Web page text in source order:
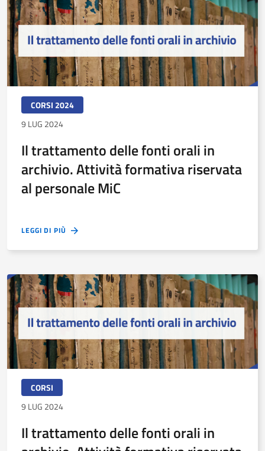
CORSI 2024
9 LUG 2024
Il trattamento delle fonti orali in
archivio. Attività formativa riservata
al personale MiC
LEGGI DI PIÙ
CORSI
9 LUG 2024
Il trattamento delle fonti orali in